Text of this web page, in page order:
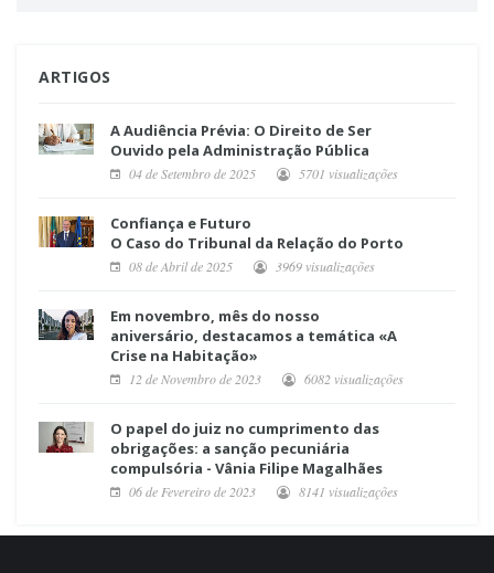
ARTIGOS
A Audiência Prévia: O Direito de Ser
Ouvido pela Administração Pública
04 de Setembro de 2025 5701 visualizações
Confiança e Futuro
O Caso do Tribunal da Relação do Porto
08 de Abril de 2025 3969 visualizações
Em novembro, mês do nosso
aniversário, destacamos a temática «A
Crise na Habitação»
12 de Novembro de 2023 6082 visualizações
O papel do juiz no cumprimento das
obrigações: a sanção pecuniária
compulsória - Vânia Filipe Magalhães
06 de Fevereiro de 2023 8141 visualizações